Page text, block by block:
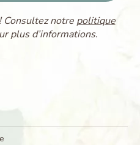
Consultez notre politique
plus d’informations.